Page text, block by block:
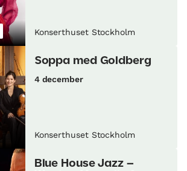
Konserthuset Stockholm
Soppa med Goldberg
4 december
Konserthuset Stockholm
Blue House Jazz –